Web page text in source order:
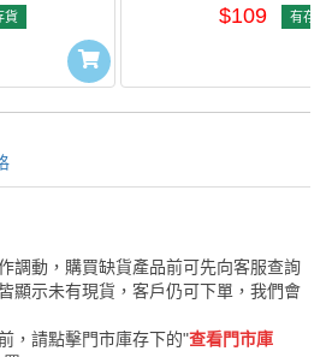
貨 $109 有存貨
調動，購買缺貨產品前可先向客服查詢
顯示未有現貨，客戶仍可下單，我們會
，請點擊門市庫存下的"查看門市庫